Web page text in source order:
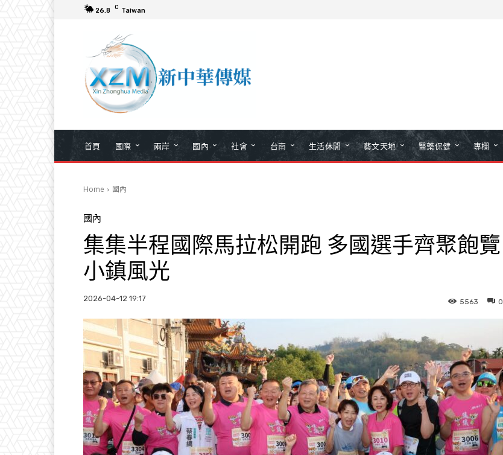
26.8 C Taiwan
首頁 國際 兩岸 國內 社會 台南 生活休閒 藝文天地 醫藥保健 專欄
Home 國內
國內
集集半程國際馬拉松開跑 多國選手齊聚飽覽
小鎮風光
2026-04-12 19:17 0
5563